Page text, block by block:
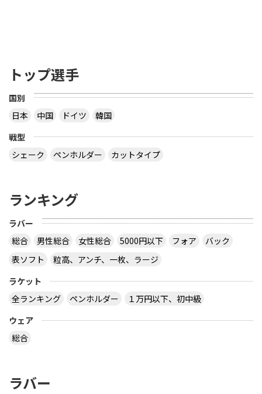
トップ選手
国別
日本
中国 ドイツ
韓国
戦型
シェーク
ペンホルダー カットタイプ
ランキング
ラバー
総合
男性総合 女性総合 5000円以下 フォア
バック
表ソフト
粒高、アンチ、一枚、ラージ
ラケット
全ランキング
ペンホルダー
１万円以下、初中級
ウェア
総合
ラバー